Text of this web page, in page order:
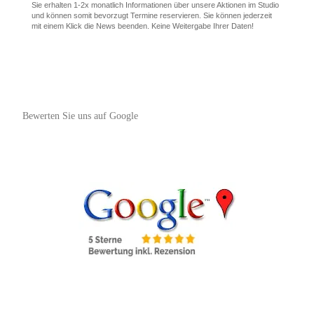
Sie erhalten 1-2x monatlich Informationen über unsere Aktionen im Studio
und können somit bevorzugt Termine reservieren. Sie können jederzeit
mit einem Klick die News beenden. Keine Weitergabe Ihrer Daten!
Bewerten Sie uns auf Google